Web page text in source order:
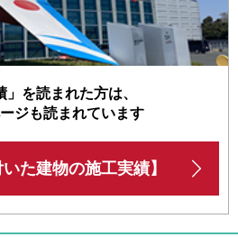
」を読まれた方は、
ジも読まれています
いた建物の施工実績】